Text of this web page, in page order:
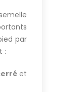
par
:
et